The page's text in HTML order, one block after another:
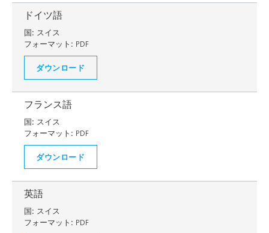
ドイツ語
国: スイス
フォーマット: PDF
ダウンロード
フランス語
国: スイス
フォーマット: PDF
ダウンロード
英語
国: スイス
フォーマット: PDF